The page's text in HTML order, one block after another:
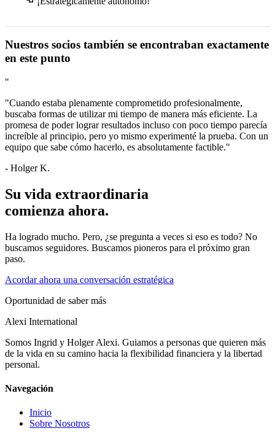
Incluye el aprendizaje permanente, la planificación
La autonomía estratégica es la capacidad de actuar de forma
una visión clara, el establecimiento de prioridades y la
Nuestros socios también se encontraban exactamente
en este punto
"
"Cuando estaba plenamente comprometido profesionalmente,
buscaba formas de utilizar mi tiempo de manera más eficiente. La
promesa de poder lograr resultados incluso con poco tiempo parecía
increíble al principio, pero yo mismo experimenté la prueba. Con un
equipo que sabe cómo hacerlo, es absolutamente factible."
- Holger K.
Su vida extraordinaria
comienza ahora.
Ha logrado mucho. Pero, ¿se pregunta a veces si eso es todo? No
buscamos seguidores. Buscamos pioneros para el próximo gran
paso.
Acordar ahora una conversación estratégica
Oportunidad de saber más
Alexi International
Somos Ingrid y Holger Alexi. Guiamos a personas que quieren más
de la vida en su camino hacia la flexibilidad financiera y la libertad
personal.
Navegación
Inicio
Sobre Nosotros